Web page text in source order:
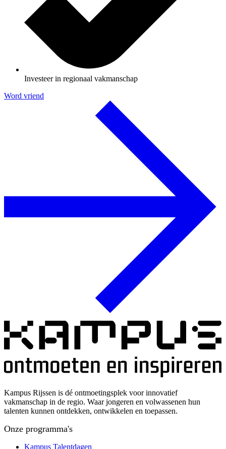
Investeer in regionaal vakmanschap
Word vriend
Kampus Rijssen is dé ontmoetingsplek voor innovatief
vakmanschap in de regio. Waar jongeren en volwassenen hun
talenten kunnen ontdekken, ontwikkelen en toepassen.
Onze programma's
Kampus Talentdagen